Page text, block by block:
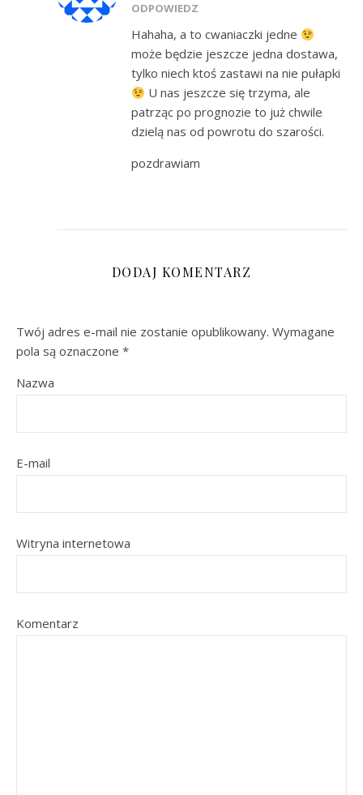
ODPOWIEDZ
Hahaha, a to cwaniaczki jedne
może będzie jeszcze jedna dostawa,
tylko niech ktoś zastawi na nie pułapki
U nas jeszcze się trzyma, ale
patrząc po prognozie to już chwile
dzielą nas od powrotu do szarości.
pozdrawiam
DODAJ KOMENTARZ
Twój adres e-mail nie zostanie opublikowany. Wymagane
pola są oznaczone *
Nazwa
E-mail
Witryna internetowa
Komentarz